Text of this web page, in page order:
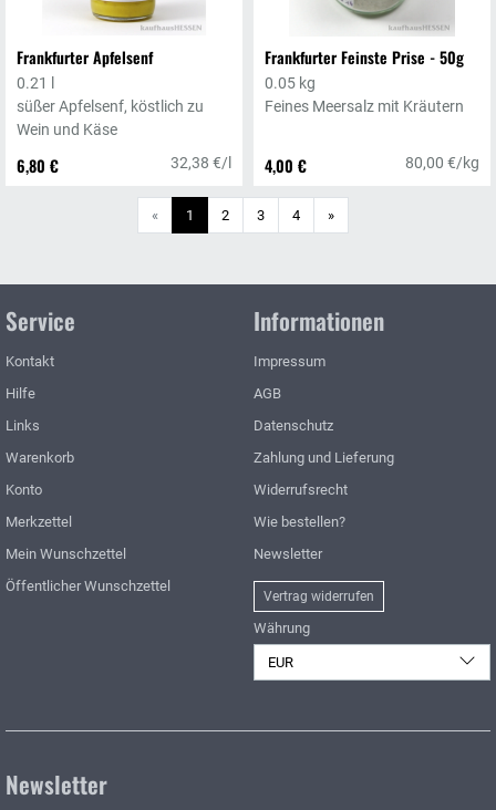
Frankfurter Apfelsenf
6,80 € 32,38 €/l
0.21 l
süßer Apfelsenf, köstlich zu
Wein und Käse
Frankfurter Feinste Prise - 50g
4,00 € 80,00 €/kg
0.05 kg
Feines Meersalz mit Kräutern
« 1 2 3 4 »Weiter
Service
Kontakt
Hilfe
Links
Warenkorb
Konto
Merkzettel
Mein Wunschzettel
Öffentlicher Wunschzettel
Informationen
Impressum
AGB
Datenschutz
Zahlung und Lieferung
Widerrufsrecht
Wie bestellen?
Newsletter
Vertrag widerrufen
Währung
EUR
Newsletter